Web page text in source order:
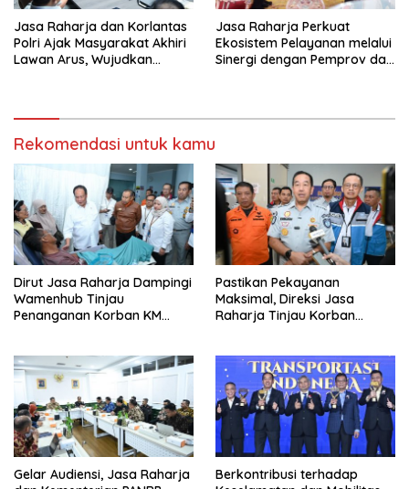
Jasa Raharja dan Korlantas
Polri Ajak Masyarakat Akhiri
Lawan Arus, Wujudkan
Jasa Raharja Perkuat
Ekosistem Pelayanan melalui
Sinergi dengan Pemprov dan
Rekomendasi untuk kamu
Dirut Jasa Raharja Dampingi
Wamenhub Tinjau
Penanganan Korban KM
Pastikan Pekayanan
Maksimal, Direksi Jasa
Raharja Tinjau Korban
Gelar Audiensi, Jasa Raharja
Berkontribusi terhadap